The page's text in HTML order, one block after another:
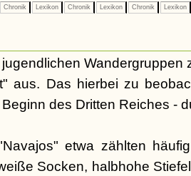
Chronik Lexikon Chronik Lexikon Chronik Lexikon
Wandergruppen
aus. Das hierbei zu
des Dritten Reiches -
etwa zählten
Socken, halbhohe